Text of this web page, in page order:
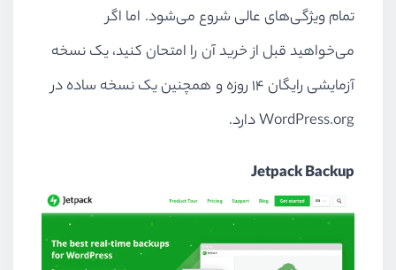
تمام ویژگی‌های عالی شروع می‌شود. اما اگر
می‌خواهید قبل از خرید آن را امتحان کنید، یک نسخه
آزمایشی رایگان 14 روزه و همچنین یک نسخه ساده در
WordPress.orgدارد.
Jetpack Backup